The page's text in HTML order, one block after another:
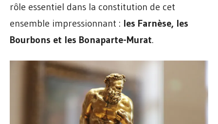
rôle essentiel dans la constitution de cet
ensemble impressionnant : les Farnèse, les
Bourbons et les Bonaparte-Murat.